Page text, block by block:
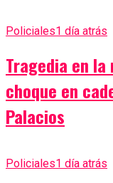
Policiales1 día atrás
Tragedia en
choque en
Palacios
Policiales1 día atrás